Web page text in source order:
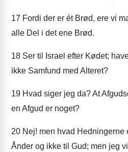
17 Fordi der er ét Brød, ere vi
alle Del i det ene Brød.
18 Ser til Israel efter Kødet;
ikke Samfund med Alteret?
19 Hvad siger jeg da? At
en Afgud er noget?
20 Nej! men hvad Hedningerne
Ånder og ikke til Gud; men jeg